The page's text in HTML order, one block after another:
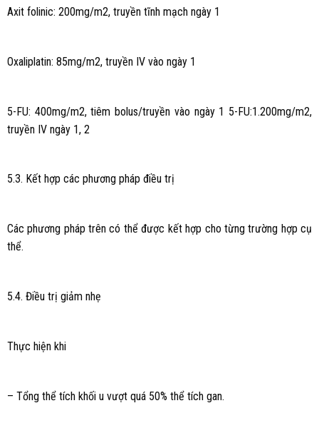
Axit folinic: 200mg/m2, truyền tĩnh mạch ngày 1
Oxaliplatin: 85mg/m2, truyền IV vào ngày 1
5-FU: 400mg/m2, tiêm bolus/truyền vào ngày 1 5-FU:1.200mg/m2,
truyền IV ngày 1, 2
5.3. Kết hợp các phương pháp điều trị
Các phương pháp trên có thể được kết hợp cho từng trường hợp cụ
thể.
5.4. Điều trị giảm nhẹ
Thực hiện khi
– Tổng thể tích khối u vượt quá 50% thể tích gan.